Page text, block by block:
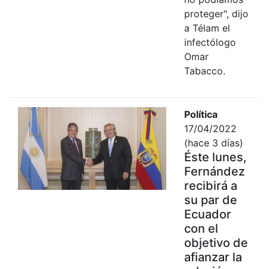
proteger", dijo
a Télam el
infectólogo
Omar
Tabacco.
Política
17/04/2022
(hace 3 días)
Éste lunes,
Fernández
recibirá a
su par de
Ecuador
con el
objetivo de
afianzar la